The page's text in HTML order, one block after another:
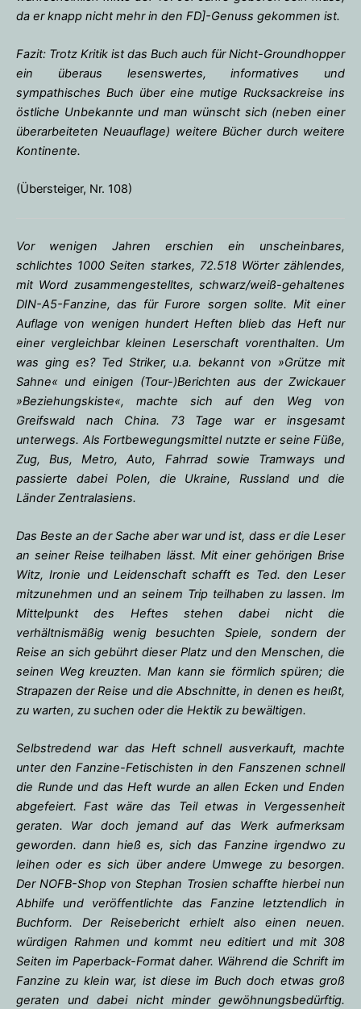
da er knapp nicht mehr in den FD]-Genuss gekommen ist.
Fazit: Trotz Kritik ist das Buch auch für Nicht-Groundhopper
ein überaus lesenswertes, informatives und
sympathisches Buch über eine mutige Rucksackreise ins
östliche Unbekannte und man wünscht sich (neben einer
überarbeiteten Neuauflage) weitere Bücher durch weitere
Kontinente.
(Übersteiger, Nr. 108)
Vor wenigen Jahren erschien ein unscheinbares,
schlichtes 1000 Seiten starkes, 72.518 Wörter zählendes,
mit Word zusammengestelltes, schwarz/weiß-gehaltenes
DIN-A5-Fanzine, das für Furore sorgen sollte. Mit einer
Auflage von wenigen hundert Heften blieb das Heft nur
einer vergleichbar kleinen Leserschaft vorenthalten. Um
was ging es? Ted Striker, u.a. bekannt von »Grütze mit
Sahne« und einigen (Tour-)Berichten aus der Zwickauer
»Beziehungskiste«, machte sich auf den Weg von
Greifswald nach China. 73 Tage war er insgesamt
unterwegs. Als Fortbewegungsmittel nutzte er seine Füße,
Zug, Bus, Metro, Auto, Fahrrad sowie Tramways und
passierte dabei Polen, die Ukraine, Russland und die
Länder Zentralasiens.
Das Beste an der Sache aber war und ist, dass er die Leser
an seiner Reise teilhaben lässt. Mit einer gehörigen Brise
Witz, Ironie und Leidenschaft schafft es Ted. den Leser
mitzunehmen und an seinem Trip teilhaben zu lassen. Im
Mittelpunkt des Heftes stehen dabei nicht die
verhältnismäßig wenig besuchten Spiele, sondern der
Reise an sich gebührt dieser Platz und den Menschen, die
seinen Weg kreuzten. Man kann sie förmlich spüren; die
Strapazen der Reise und die Abschnitte, in denen es heıßt,
zu warten, zu suchen oder die Hektik zu bewältigen.
Selbstredend war das Heft schnell ausverkauft, machte
unter den Fanzine-Fetischisten in den Fanszenen schnell
die Runde und das Heft wurde an allen Ecken und Enden
abgefeiert. Fast wäre das Teil etwas in Vergessenheit
geraten. War doch jemand auf das Werk aufmerksam
geworden. dann hieß es, sich das Fanzine irgendwo zu
leihen oder es sich über andere Umwege zu besorgen.
Der NOFB-Shop von Stephan Trosien schaffte hierbei nun
Abhilfe und veröffentlichte das Fanzine letztendlich in
Buchform. Der Reisebericht erhielt also einen neuen.
würdigen Rahmen und kommt neu editiert und mit 308
Seiten im Paperback-Format daher. Während die Schrift im
Fanzine zu klein war, ist diese im Buch doch etwas groß
geraten und dabei nicht minder gewöhnungsbedürftig.